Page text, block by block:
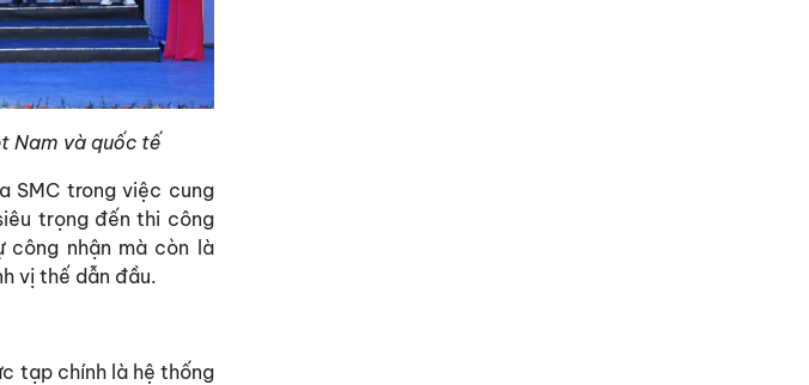
Nam và quốc tế
SMC trong việc cung
trọng đến thi công
nhận mà còn là
vị thế dẫn đầu.
tạp chính là hệ thống